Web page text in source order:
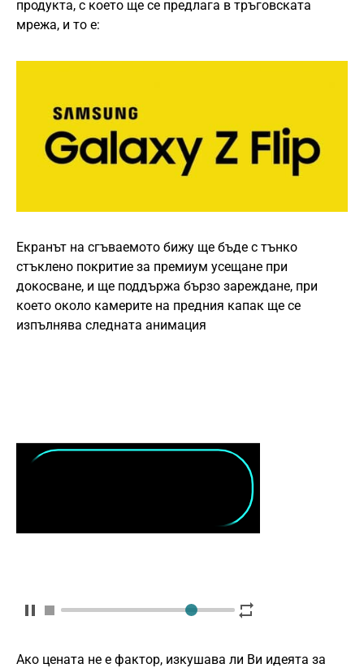
продукта, с което ще се предлага в тръговската
мрежа, и то е:
Екранът на сгъваемото бижу ще бъде с тънко
стъклено покритие за премиум усещане при
докосване, и ще поддържа бързо зареждане, при
което около камерите на предния капак ще се
изпълнява следната анимация
Ако цената не е фактор, изкушава ли Ви идеята за